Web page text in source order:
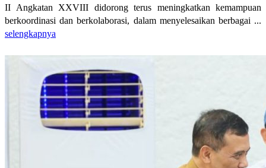
II Angkatan XXVIII didorong terus meningkatkan kemampuan
berkoordinasi dan berkolaborasi, dalam menyelesaikan berbagai ...
selengkapnya